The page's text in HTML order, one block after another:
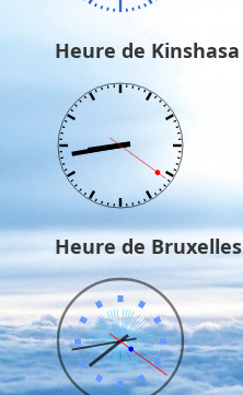
Heure de Kinshasa
Heure de Bruxelles